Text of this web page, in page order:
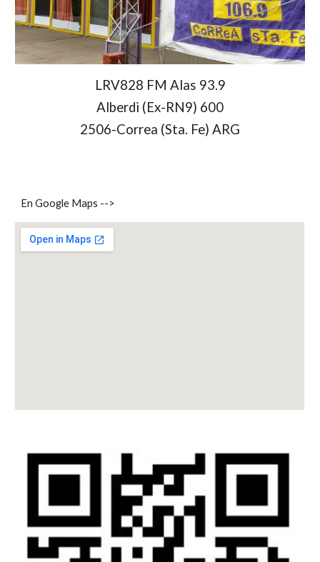
LRV828 FM Alas 93.9
Alberdi (Ex-RN9) 600
2506-Correa (Sta. Fe) ARG
En Google Maps -->